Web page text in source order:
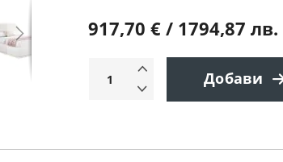
917,70 € / 1794,87 лв.
Добави